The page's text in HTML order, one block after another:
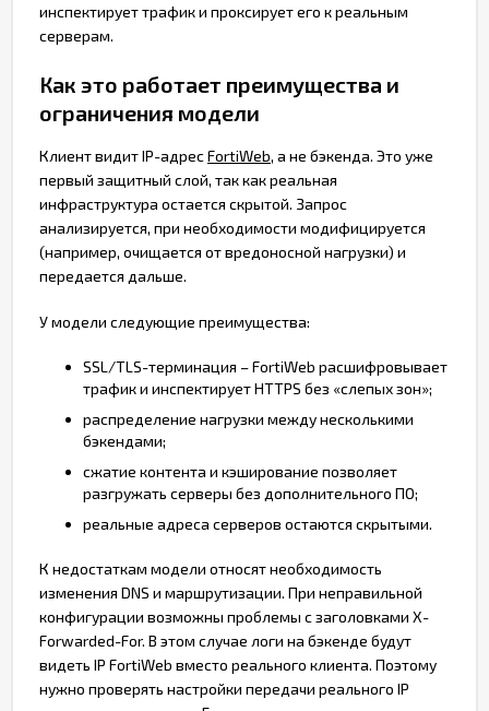
инспектирует трафик и проксирует его к реальным
серверам.
Как это работает преимущества и
ограничения модели
Клиент видит IP-адресFortiWeb, а не бэкенда. Это уже
первый защитный слой, так как реальная
инфраструктура остается скрытой. Запрос
анализируется, при необходимости модифицируется
(например, очищается от вредоносной нагрузки) и
передается дальше.
У модели следующие преимущества:
SSL/TLS-терминация – FortiWeb расшифровывает
трафик и инспектирует HTTPS без «слепых зон»;
распределение нагрузки между несколькими
бэкендами;
сжатие контента и кэширование позволяет
разгружать серверы без дополнительного ПО;
реальные адреса серверов остаются скрытыми.
К недостаткам модели относят необходимость
изменения DNS и маршрутизации. При неправильной
конфигурации возможны проблемы с заголовками X-
Forwarded-For. В этом случае логи на бэкенде будут
видеть IP FortiWeb вместо реального клиента. Поэтому
нужно проверять настройки передачи реального IP